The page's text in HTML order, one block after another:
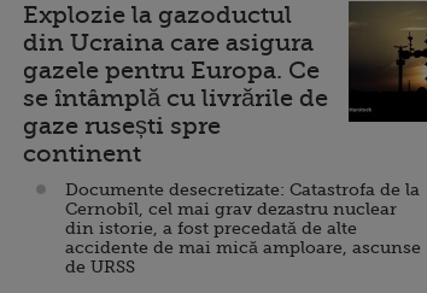
Explozie la gazoductul
din Ucraina care asigura
gazele pentru Europa. Ce
se întâmplă cu livrările de
gaze rusești spre
continent
Documente desecretizate: Catastrofa de la
Cernobîl, cel mai grav dezastru nuclear
din istorie, a fost precedată de alte
accidente de mai mică amploare, ascunse
de URSS